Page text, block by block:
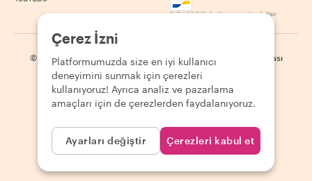
Kullanılabilirlik destinasyona göre değişir
© 2026 Withlocals.com Gizlilik Politikası | Site haritası
Çerez İzni
Platformumuzda size en iyi kullanıcı
deneyimini sunmak için çerezleri
kullanıyoruz! Ayrıca analiz ve pazarlama
amaçları için de çerezlerden faydalanıyoruz.
Ayarları değiştir Çerezleri kabul et